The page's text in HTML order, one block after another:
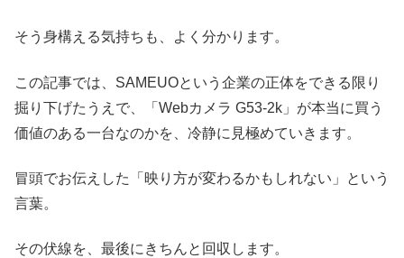
そう身構える気持ちも、よく分かります。
この記事では、SAMEUOという企業の正体をできる限り
掘り下げたうえで、「Webカメラ G53-2k」が本当に買う
価値のある一台なのかを、冷静に見極めていきます。
冒頭でお伝えした「映り方が変わるかもしれない」という
言葉。
その伏線を、最後にきちんと回収します。